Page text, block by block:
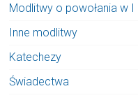
Modlitwy o powołania w
Inne modlitwy
Katechezy
Świadectwa